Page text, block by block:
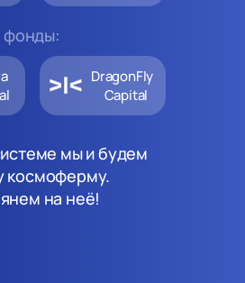
мы и будем
космоферму.
на неё!
DragonFly
Capital
фонды: